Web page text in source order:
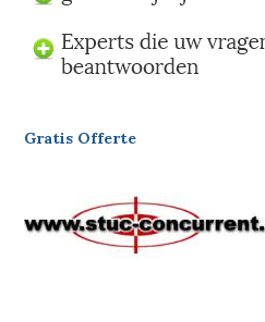
Gratis Offerte